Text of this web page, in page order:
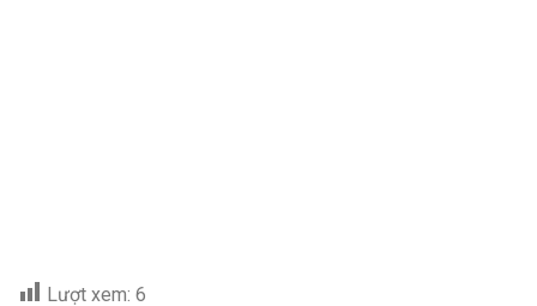
Lượt xem: 6